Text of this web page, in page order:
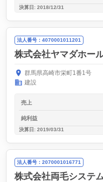
決算日: 2018/12/31
法人番号：4070001011201
株式会社ヤマダホー
群馬県高崎市栄町1番1号
建設
売上
純利益
決算日: 2019/03/31
法人番号：2070001016771
株式会社両毛システ